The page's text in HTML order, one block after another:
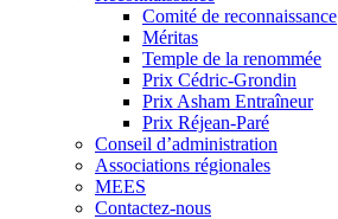
Comité de reconnaissance
Méritas
Temple de la renommée
Prix Cédric-Grondin
Prix Asham Entraîneur
Prix Réjean-Paré
Conseil d’administration
Associations régionales
MEES
Contactez-nous